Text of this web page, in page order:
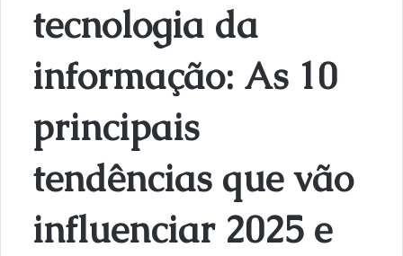
tecnologia da
informação: As 10
principais
tendências que vão
influenciar 2025 e